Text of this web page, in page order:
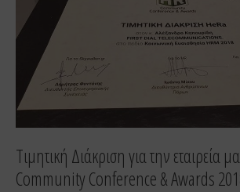
Τιμητική Διάκριση για την εταιρεία
Community Conference & Awards
στο
HR
Community
Conference
Awards